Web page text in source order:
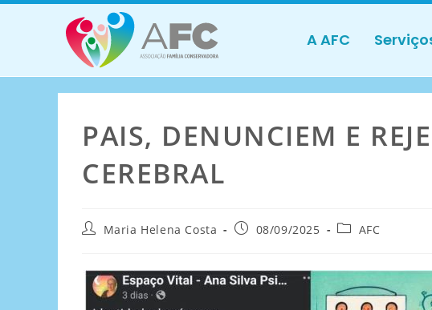
A AFC
PAIS, DENUNCIEM E
CEREBRAL
Maria Helena Costa 08/09/2025 AFC